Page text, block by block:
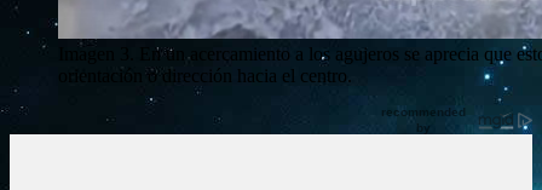
Imagen 3. En un acercamiento a los agujeros se aprecia que
orientación o dirección hacia el centro.